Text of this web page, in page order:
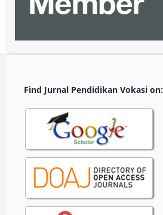
Find Jurnal Pendidikan Vokasi on: